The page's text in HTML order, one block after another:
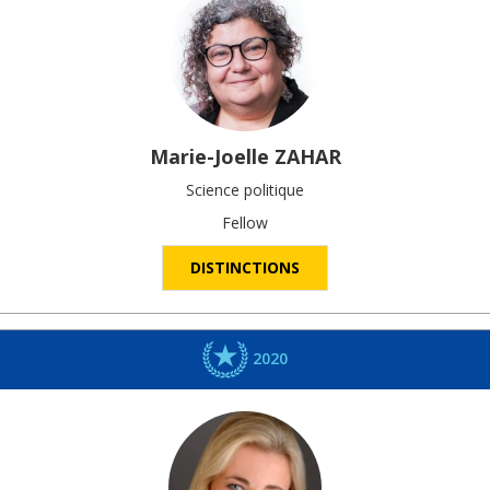
Marie-Joelle ZAHAR
Science politique
Fellow
DISTINCTIONS
2020